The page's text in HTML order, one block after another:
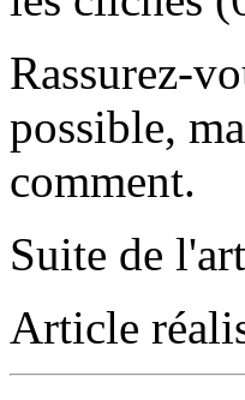
Rassurez-
possible,
comment.
Suite de
Article